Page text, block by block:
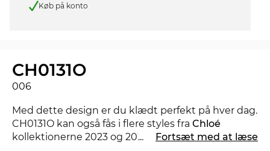
Køb på konto
CH0131O
006
Med dette design er du klædt perfekt på hver dag.
CH0131O kan også fås i flere styles fra Chloé
kollektionerne 2023 og 2024 i Edel-Optics
... Fortsæt med at læse